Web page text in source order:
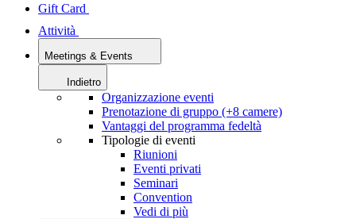
Gift Card
Attività
Meetings & Events
Indietro
Organizzazione eventi
Prenotazione di gruppo (+8 camere)
Vantaggi del programma fedeltà
Tipologie di eventi
Riunioni
Eventi privati
Seminari
Convention
Vedi di più